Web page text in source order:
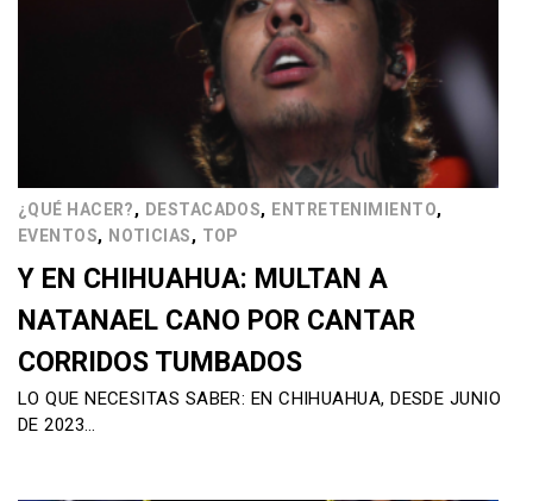
¿QUÉ HACER?, DESTACADOS, ENTRETENIMIENTO,
EVENTOS, NOTICIAS, TOP
Y EN CHIHUAHUA: MULTAN A
NATANAEL CANO POR CANTAR
CORRIDOS TUMBADOS
LO QUE NECESITAS SABER: EN CHIHUAHUA, DESDE JUNIO
DE 2023…